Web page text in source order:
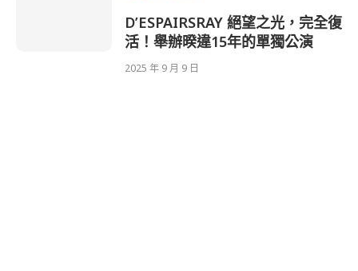
D’ESPAIRSRAY 絕望之光，完全復
活！舉辦暌違15年的單獨公演
2025 年 9 月 9 日